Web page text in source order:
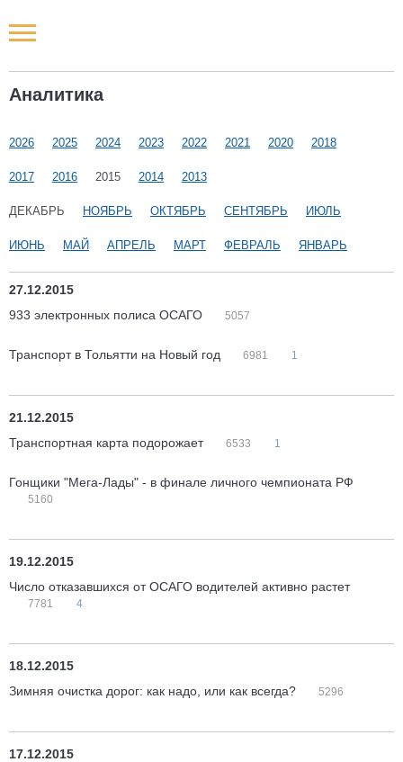
Аналитика
2026 2025 2024 2023 2022 2021 2020 2018
2017 2016 2015 2014 2013
ДЕКАБРЬ НОЯБРЬ ОКТЯБРЬ СЕНТЯБРЬ ИЮЛЬ
ИЮНЬ МАЙ АПРЕЛЬ МАРТ ФЕВРАЛЬ ЯНВАРЬ
27.12.2015
933 электронных полиса ОСАГО
5057
Транспорт в Тольятти на Новый год 6981 1
21.12.2015
Транспортная карта подорожает
6533 1
Гонщики "Мега-Лады" - в финале личного чемпионата РФ
5160
19.12.2015
Число отказавшихся от ОСАГО водителей активно растет
7781 4
18.12.2015
Зимняя очистка дорог: как надо, или как всегда?
5296
17.12.2015
Новости РФ
Наши мероприятия
Статьи